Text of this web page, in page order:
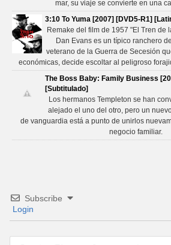
mar, su viaje se convierte en una
3:10 To Yuma [2007] [DVD5-R1]
Remake del film de 1957 "El Tren de
Dan Evans es un típico ranchero
veterano de la Guerra de Secesión
económicas, decide escoltar al peligroso
The Boss Baby: Family Business
[Subtitulado]
Los hermanos Templeton se han
alejado el uno del otro, pero un
de vanguardia está a punto de unirlos
negocio familiar.
Subscribe
Login